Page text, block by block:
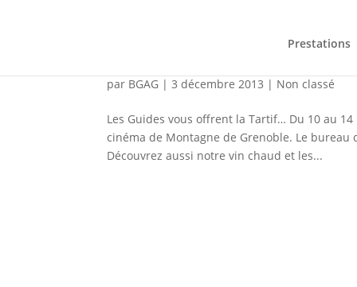
Prestations
Opération Tartiflette
par BGAG |3 décembre 2013 | Non classé
Les Guides vous offrent la Tartif… Du 10 au
cinéma de Montagne de Grenoble. Le
Découvrez aussi notre vin chaud et les...